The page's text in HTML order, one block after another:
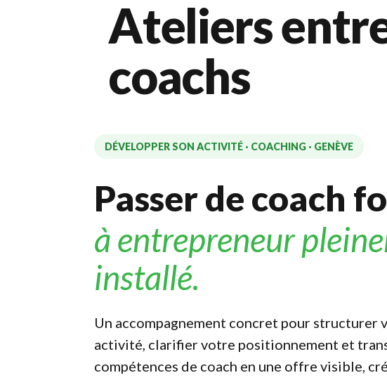
Ateliers
coachs
DÉVELOPPER SON ACTIVITÉ · COACHING · GENÈVE
Passer de coach
à entrepreneur
installé.
Un accompagnement concret pour structurer
activité, clarifier votre positionnement et
compétences de coach en une offre visible,